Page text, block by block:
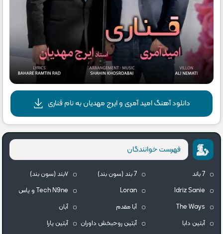
دانلود آهنگ امید آمری و ایرج مهدیان به نام قناری
فهرست خوانندگان
7 باند 7 بند (سون بند)
۷بند (سون بند)
Idriz Sanie
Loran
Tech N9ne و یاس
The Ways
آبا مقدم
آبان
آبتین دابا
آبتین روحبخش داوران
آبتین یارا